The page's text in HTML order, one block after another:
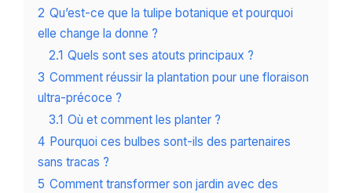
2 Qu’est-ce que la tulipe botanique et pourquoi
elle change la donne ?
2.1 Quels sont ses atouts principaux ?
3 Comment réussir la plantation pour une floraison
ultra-précoce ?
3.1 Où et comment les planter ?
4 Pourquoi ces bulbes sont-ils des partenaires
sans tracas ?
5 Comment transformer son jardin avec des